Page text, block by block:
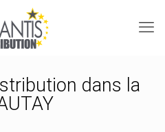
dans la